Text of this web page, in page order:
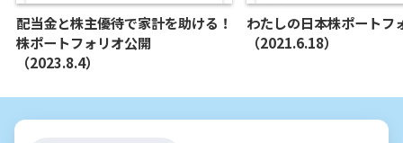
配当金と株主優待で家計を助ける！
株ポートフォリオ公開
（2023.8.4）
わたしの日本株ポートフ
（2021.6.18）